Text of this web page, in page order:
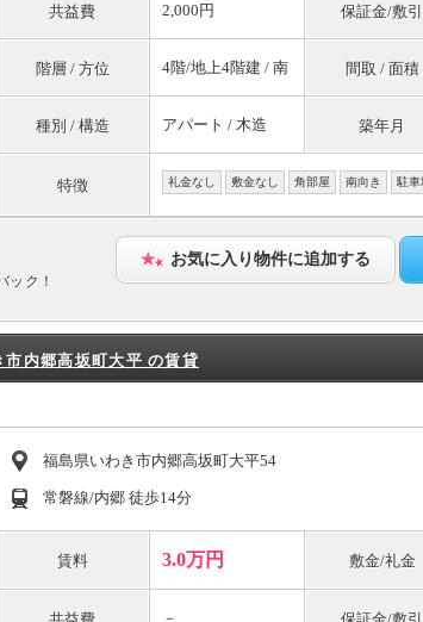
共益費 2,000円 保証金/敷引
階層 / 方位 4階/地上4階建 / 南 間取 / 面積
種別 / 構造 アパート / 木造 築年月
特徴 礼金なし 敷金なし 角部屋 南向き 駐車
ック！
お気に入り物件に追加する
内郷高坂町大平 の賃貸
福島県いわき市内郷高坂町大平54
常磐線/内郷 徒歩14分
賃料 3.0万円 敷金/礼金
－